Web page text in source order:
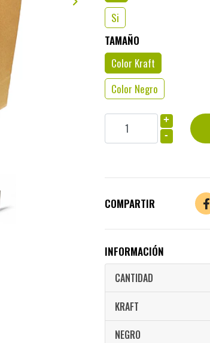
Si
TAMAÑO
Color Kraft
Color Negro
+
-
COMPARTIR
INFORMACIÓN
CANTIDAD
KRAFT
NEGRO